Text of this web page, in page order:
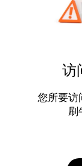
访
您所要访
刷